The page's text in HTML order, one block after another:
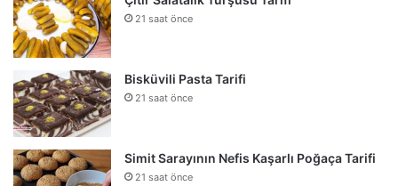
21 saat önce
Bisküvili Pasta Tarifi
21 saat önce
Simit Sarayının Nefis Kaşarlı Poğaça Tarifi
21 saat önce